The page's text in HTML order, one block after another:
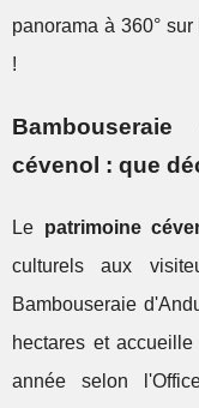
panorama à 360°
!
cévenol : que
Le patrimoine
culturels aux
Bambouseraie
hectares et
année selon